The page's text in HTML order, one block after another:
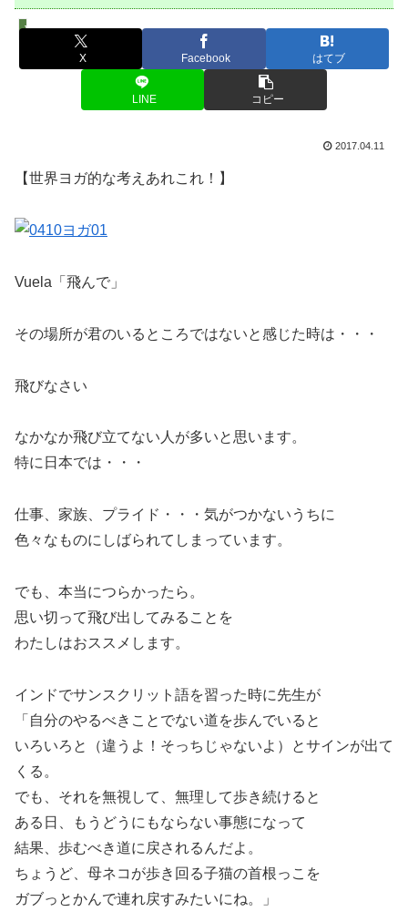
J-WETインド支部～ヨガのこころ～
X Facebook はてブ
LINE コピー
2017.04.11
【世界ヨガ的な考えあれこれ！】
Vuela「飛んで」
その場所が君のいるところではないと感じた時は・・・
飛びなさい
なかなか飛び立てない人が多いと思います。
特に日本では・・・
仕事、家族、プライド・・・気がつかないうちに
色々なものにしばられてしまっています。
でも、本当につらかったら。
思い切って飛び出してみることを
わたしはおススメします。
インドでサンスクリット語を習った時に先生が
「自分のやるべきことでない道を歩んでいると
いろいろと（違うよ！そっちじゃないよ）とサインが出て
くる。
でも、それを無視して、無理して歩き続けると
ある日、もうどうにもならない事態になって
結果、歩むべき道に戻されるんだよ。
ちょうど、母ネコが歩き回る子猫の首根っこを
ガブっとかんで連れ戻すみたいにね。」